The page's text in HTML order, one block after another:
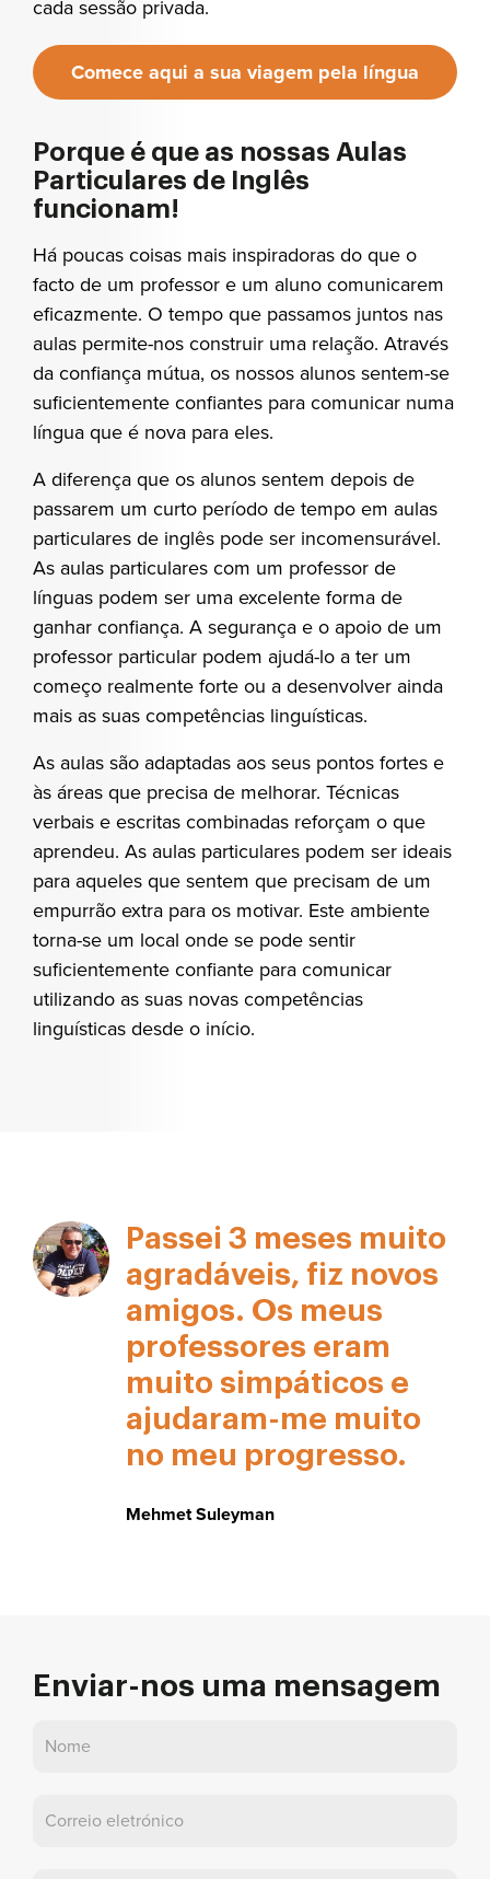
cada sessão privada.
Comece aqui a sua viagem pela língua
Porque é que as nossas Aulas
Particulares de Inglês
funcionam!
Há poucas coisas mais inspiradoras do que o
facto de um professor e um aluno comunicarem
eficazmente. O tempo que passamos juntos nas
aulas permite-nos construir uma relação. Através
da confiança mútua, os nossos alunos sentem-se
suficientemente confiantes para comunicar numa
língua que é nova para eles.
A diferença que os alunos sentem depois de
passarem um curto período de tempo em aulas
particulares de inglês pode ser incomensurável.
As aulas particulares com um professor de
línguas podem ser uma excelente forma de
ganhar confiança. A segurança e o apoio de um
professor particular podem ajudá-lo a ter um
começo realmente forte ou a desenvolver ainda
mais as suas competências linguísticas.
As aulas são adaptadas aos seus pontos fortes e
às áreas que precisa de melhorar. Técnicas
verbais e escritas combinadas reforçam o que
aprendeu. As aulas particulares podem ser ideais
para aqueles que sentem que precisam de um
empurrão extra para os motivar. Este ambiente
torna-se um local onde se pode sentir
suficientemente confiante para comunicar
utilizando as suas novas competências
linguísticas desde o início.
Passei 3 meses muito
agradáveis, fiz novos
amigos. Os meus
professores eram
muito simpáticos e
ajudaram-me muito
no meu progresso.
Mehmet Suleyman
Enviar-nos uma mensagem
Contactar-